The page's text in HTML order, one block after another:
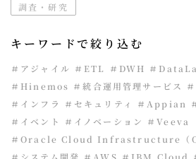
調査・研究
キーワードで絞り込む
＃アジャイル ＃ETL ＃DWH ＃
＃Hinemos ＃統合運用管理サービス
＃インフラ
＃セキュリティ ＃Appian
＃イベント
＃イノベーション ＃Veeva
＃Oracle Cloud Infrastructure（
＃システム開発 ＃AWS ＃IBM Cloud